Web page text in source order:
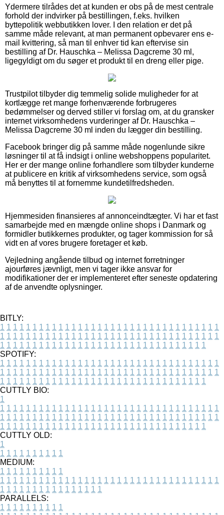
Ydermere tilrådes det at kunden er obs på de mest centrale
forhold der indvirker på bestillingen, f.eks. hvilken
byttepolitik webbutikken lover. I den relation er det på
samme måde relevant, at man permanent opbevarer ens e-
mail kvittering, så man til enhver tid kan eftervise sin
bestilling af Dr. Hauschka – Melissa Dagcreme 30 ml,
ligegyldigt om du søger et produkt til en dreng eller pige.
Trustpilot tilbyder dig temmelig solide muligheder for at
kortlægge ret mange forhenværende forbrugeres
bedømmelser og derved stiller vi forslag om, at du gransker
internet virksomhedens vurderinger af Dr. Hauschka –
Melissa Dagcreme 30 ml inden du lægger din bestilling.
Facebook bringer dig på samme måde nogenlunde sikre
løsninger til at få indsigt i online webshoppens popularitet.
Her er der mange online forhandlere som tilbyder kunderne
at publicere en kritik af virksomhedens service, som også
må benyttes til at fornemme kundetilfredsheden.
Hjemmesiden finansieres af annonceindtægter. Vi har et fast
samarbejde med en mængde online shops i Danmark og
formidler butikkernes produkter, og tager kommission for så
vidt en af vores brugere foretager et køb.
Vejledning angående tilbud og internet forretninger
ajourføres jævnligt, men vi tager ikke ansvar for
modifikationer der er implementeret efter seneste opdatering
af de anvendte oplysninger.
BITLY:
1 1 1 1 1 1 1 1 1 1 1 1 1 1 1 1 1 1 1 1 1 1 1 1 1 1 1 1 1 1 1 1 1 1
1 1 1 1 1 1 1 1 1 1 1 1 1 1 1 1 1 1 1 1 1 1 1 1 1 1 1 1 1 1 1 1 1 1
1 1 1 1 1 1 1 1 1 1 1 1 1 1 1 1 1 1 1 1 1 1 1 1 1 1 1 1 1 1 1 1
SPOTIFY:
1 1 1 1 1 1 1 1 1 1 1 1 1 1 1 1 1 1 1 1 1 1 1 1 1 1 1 1 1 1 1 1 1 1
1 1 1 1 1 1 1 1 1 1 1 1 1 1 1 1 1 1 1 1 1 1 1 1 1 1 1 1 1 1 1 1 1 1
1 1 1 1 1 1 1 1 1 1 1 1 1 1 1 1 1 1 1 1 1 1 1 1 1 1 1 1 1 1 1 1
CUTTLY BIO:
1
1 1 1 1 1 1 1 1 1 1 1 1 1 1 1 1 1 1 1 1 1 1 1 1 1 1 1 1 1 1 1 1 1 1
1 1 1 1 1 1 1 1 1 1 1 1 1 1 1 1 1 1 1 1 1 1 1 1 1 1 1 1 1 1 1 1 1 1
1 1 1 1 1 1 1 1 1 1 1 1 1 1 1 1 1 1 1 1 1 1 1 1 1 1 1 1 1 1 1 1
CUTTLY OLD:
1
1 1 1 1 1 1 1 1 1 1
MEDIUM:
1 1 1 1 1 1 1 1 1 1
1 1 1 1 1 1 1 1 1 1 1 1 1 1 1 1 1 1 1 1 1 1 1 1 1 1 1 1 1 1 1 1 1 1
1 1 1 1 1 1 1 1 1 1 1 1 1 1 1 1
PARALLELS:
1 1 1 1 1 1 1 1 1 1